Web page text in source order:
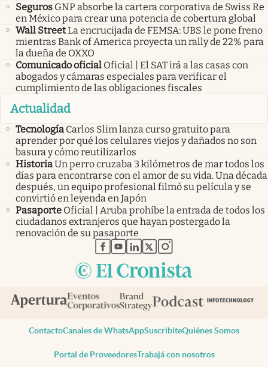
Seguros GNP absorbe la cartera corporativa de Swiss Re
en México para crear una potencia de cobertura global
Wall StreetLa encrucijada de FEMSA: UBS le pone freno
mientras Bank of America proyecta un rally de 22% para
la dueña de OXXO
Comunicado oficial Oficial | El SAT irá a las casas con
abogados y cámaras especiales para verificar el
cumplimiento de las obligaciones fiscales
Actualidad
Tecnología Carlos Slim lanza curso gratuito para
aprender por qué los celulares viejos y dañados no son
basura y cómo reutilizarlos
HistoriaUn perro cruzaba 3 kilómetros de mar todos los
días para encontrarse con el amor de su vida. Una década
después, un equipo profesional filmó su película y se
convirtió en leyenda en Japón
Pasaporte Oficial | Aruba prohíbe la entrada de todos los
ciudadanos extranjeros que hayan postergado la
renovación de su pasaporte
abre en nueva pestaña
abre en nueva pestaña
abre en nueva pestaña
abre en nueva pestaña
abre en nueva pestaña
ContactoCanales de WhatsAppSuscribiteQuiénes Somos
Portal de ProveedoresTrabajá con nosotros